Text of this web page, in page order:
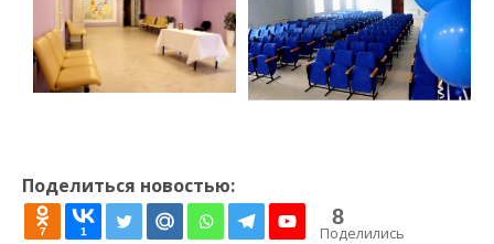
Поделиться новостью:
7 1
8
Поделились